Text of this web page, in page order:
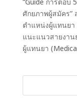
ศักยภาพผู้สมัคร”
ตำแหน่งผู้แทนยา
แนะแนวสายงาน
ผู้แทนยา